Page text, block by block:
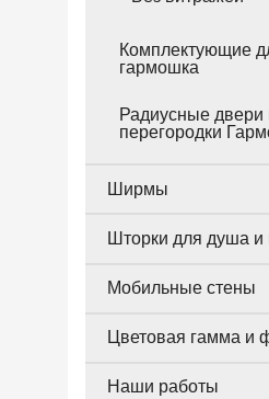
Комплектующие
гармошка
Радиусные двери
перегородки
Ширмы
Шторки для душа и
Мобильные стены
Цветовая гамма и
Наши работы